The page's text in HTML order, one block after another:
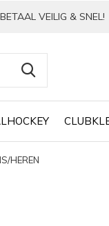
BETAAL VEILIG & SNEL!
HEREN